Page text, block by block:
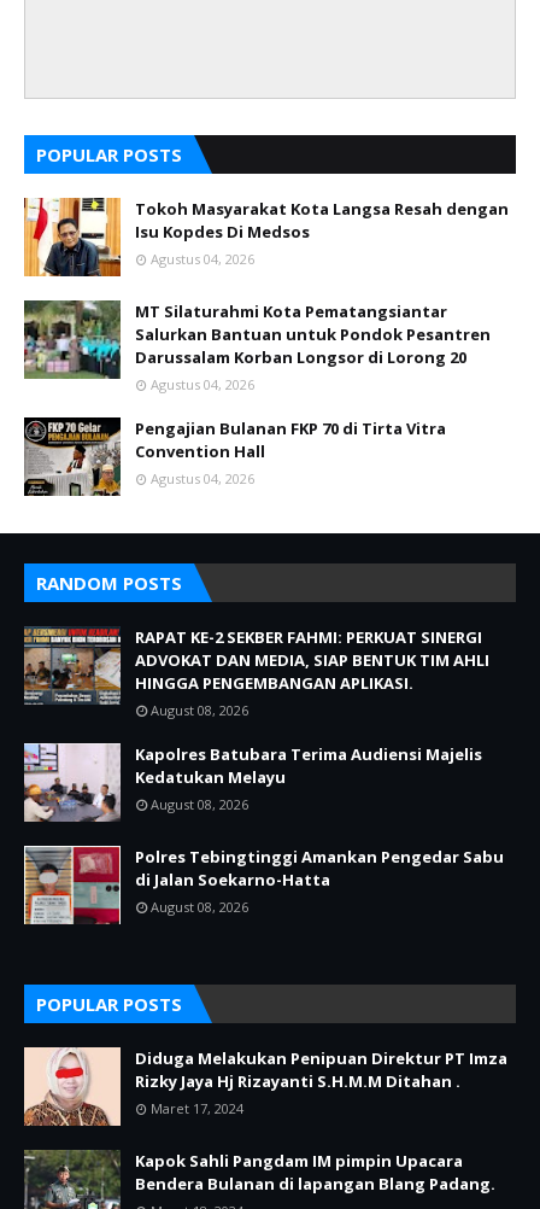
POPULAR POSTS
Tokoh Masyarakat Kota Langsa Resah dengan
Isu Kopdes Di Medsos
Agustus 04, 2026
MT Silaturahmi Kota Pematangsiantar
Salurkan Bantuan untuk Pondok Pesantren
Darussalam Korban Longsor di Lorong 20
Agustus 04, 2026
Pengajian Bulanan FKP 70 di Tirta Vitra
Convention Hall
Agustus 04, 2026
RANDOM POSTS
RAPAT KE-2 SEKBER FAHMI: PERKUAT SINERGI
ADVOKAT DAN MEDIA, SIAP BENTUK TIM AHLI
HINGGA PENGEMBANGAN APLIKASI.
August 08, 2026
Kapolres Batubara Terima Audiensi Majelis
Kedatukan Melayu
August 08, 2026
Polres Tebingtinggi Amankan Pengedar Sabu
di Jalan Soekarno-Hatta
August 08, 2026
POPULAR POSTS
Diduga Melakukan Penipuan Direktur PT Imza
Rizky Jaya Hj Rizayanti S.H.M.M Ditahan .
Maret 17, 2024
Kapok Sahli Pangdam IM pimpin Upacara
Bendera Bulanan di lapangan Blang Padang.